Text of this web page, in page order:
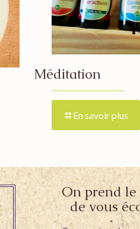
Méditation
En savoir plus
On prend le
de vous